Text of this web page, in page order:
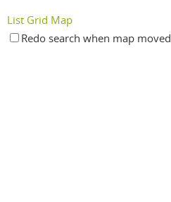
List Grid Map
Redo search when map moved